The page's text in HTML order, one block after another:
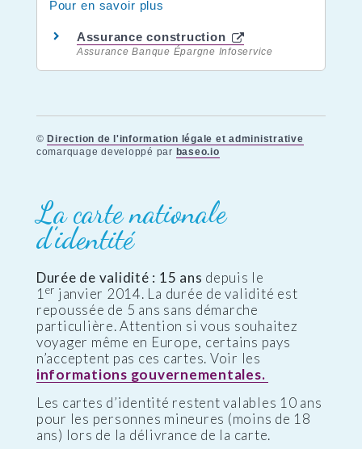
Pour en savoir plus
Assurance construction
Assurance Banque Épargne Infoservice
©Direction de l'information légale et administrative
comarquage developpé par baseo.io
La carte nationale
d’identité
Durée de validité : 15 ans depuis le
1er janvier 2014. La durée de validité est
repoussée de 5 ans sans démarche
particulière. Attention si vous souhaitez
voyager même en Europe, certains pays
n’acceptent pas ces cartes. Voir les
informations gouvernementales.
Les cartes d’identité restent valables 10 ans
pour les personnes mineures (moins de 18
ans) lors de la délivrance de la carte.